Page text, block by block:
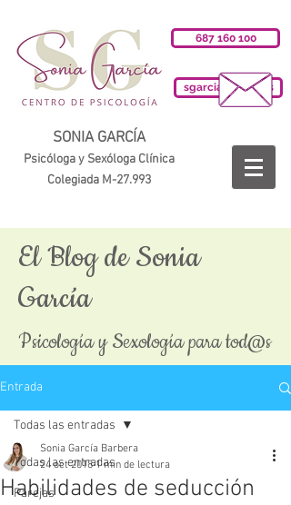
687 160 100
sgarciab@cop.es
SONIA GARCÍA
Psicóloga y Sexóloga Clínica
Colegiada M-27.993
El Blog de Sonia
García
Psicología y Sexología para tod@s
Entrada
Todas las entradas
Parejas
Todas las entradas
Habilidades de seducción
Sonia García Barbera
24 oct 2018 1 min de lectura